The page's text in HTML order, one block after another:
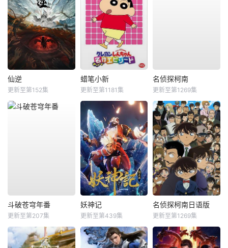
仙逆
更新至第152集
蜡笔小新
更新至第1181集
名侦探柯南
更新至第1269集
斗破苍穹年番
更新至第207集
妖神记
更新至第439集
名侦探柯南日语版
更新至第1269集